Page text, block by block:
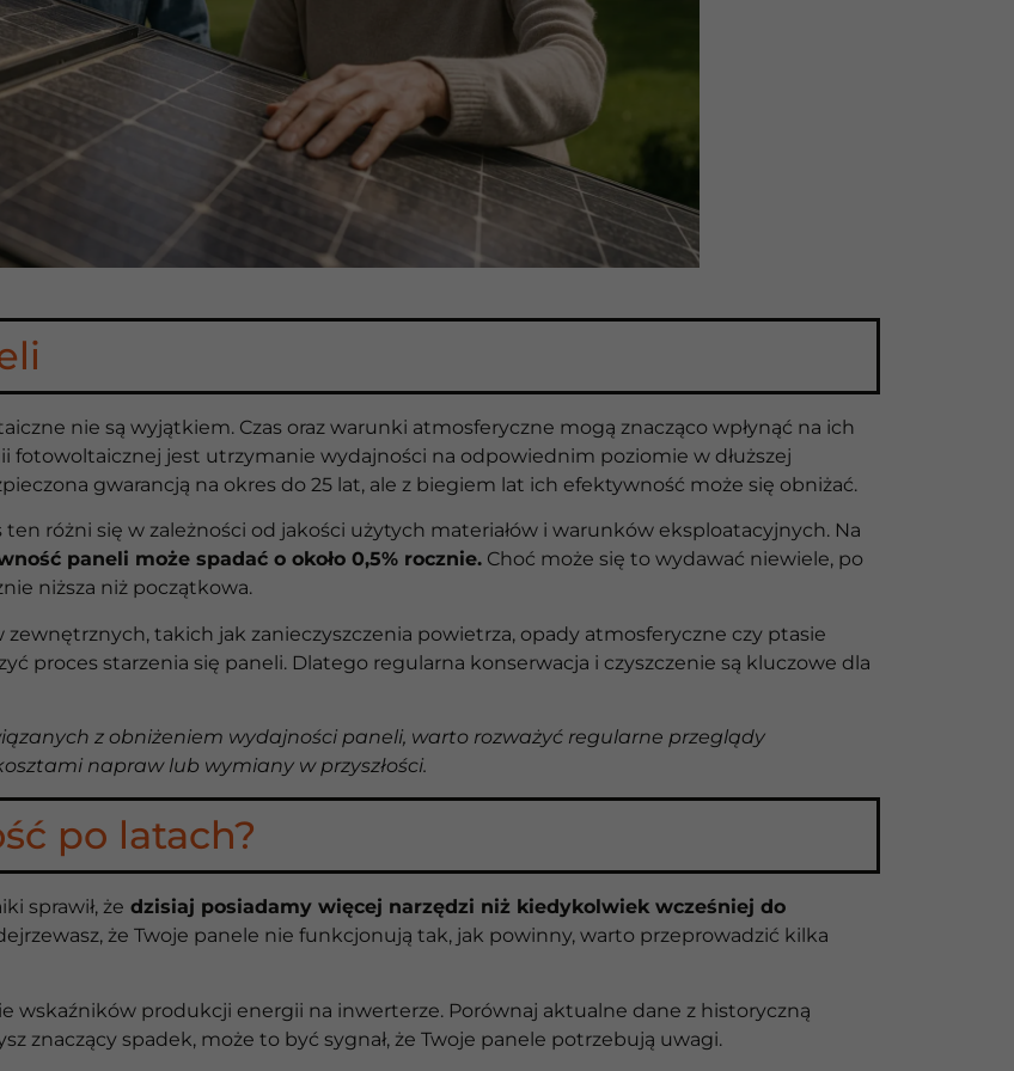
nie są wyjątkiem. Czas oraz warunki atmosferyczne mogą znacząco wpłynąć na ich
jest utrzymanie wydajności na odpowiednim poziomie w dłuższej
gwarancją na okres do 25 lat, ale z biegiem lat ich efektywność może się obniżać.
różni się w zależności od jakości użytych materiałów i warunków eksploatacyjnych. Na
paneli może spadać o około 0,5% rocznie. Choć może się to wydawać niewiele, po
niższa niż początkowa.
takich jak zanieczyszczenia powietrza, opady atmosferyczne czy ptasie
proces starzenia się paneli. Dlatego regularna konserwacja i czyszczenie są kluczowe dla
z obniżeniem wydajności paneli, warto rozważyć regularne przeglądy
napraw lub wymiany w przyszłości.
po latach?
sprawił, że dzisiaj posiadamy więcej narzędzi niż kiedykolwiek wcześniej do
że Twoje panele nie funkcjonują tak, jak powinny, warto przeprowadzić kilka
wskaźników produkcji energii na inwerterze. Porównaj aktualne dane z historyczną
znaczący spadek, może to być sygnał, że Twoje panele potrzebują uwagi.